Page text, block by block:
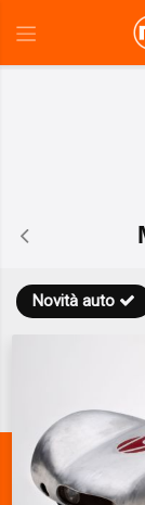
Novità auto